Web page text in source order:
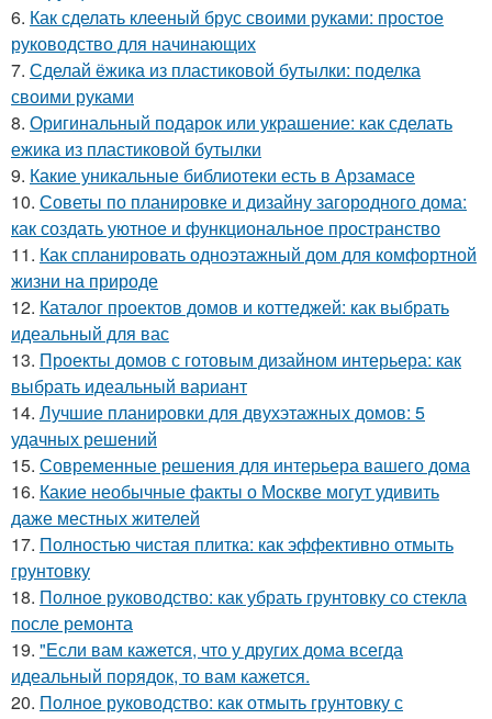
6. Как сделать клееный брус своими руками: простое
руководство для начинающих
7. Сделай ёжика из пластиковой бутылки: поделка
своими руками
8. Оригинальный подарок или украшение: как сделать
ежика из пластиковой бутылки
9. Какие уникальные библиотеки есть в Арзамасе
10. Советы по планировке и дизайну загородного дома:
как создать уютное и функциональное пространство
11. Как спланировать одноэтажный дом для комфортной
жизни на природе
12. Каталог проектов домов и коттеджей: как выбрать
идеальный для вас
13. Проекты домов с готовым дизайном интерьера: как
выбрать идеальный вариант
14. Лучшие планировки для двухэтажных домов: 5
удачных решений
15. Современные решения для интерьера вашего дома
16. Какие необычные факты о Москве могут удивить
даже местных жителей
17. Полностью чистая плитка: как эффективно отмыть
грунтовку
18. Полное руководство: как убрать грунтовку со стекла
после ремонта
19. "Если вам кажется, что у других дома всегда
идеальный порядок, то вам кажется.
20. Полное руководство: как отмыть грунтовку с